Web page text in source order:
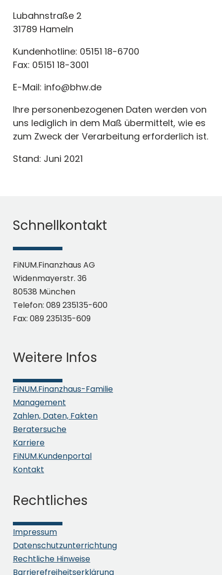
Lubahnstraße 2
31789 Hameln
Kundenhotline: 05151 18-6700
Fax: 05151 18-3001
E-Mail: info@bhw.de
Ihre personenbezogenen Daten werden von
uns lediglich in dem Maß übermittelt, wie es
zum Zweck der Verarbeitung erforderlich ist.
Stand: Juni 2021
Schnellkontakt
FiNUM.Finanzhaus AG
Widenmayerstr. 36
80538 München
Telefon: 089 235135-600
Fax: 089 235135-609
Weitere Infos
FiNUM.Finanzhaus-Familie
Management
Zahlen, Daten, Fakten
Beratersuche
Karriere
FiNUM.Kundenportal
Kontakt
Rechtliches
Impressum
Datenschutzunterrichtung
Rechtliche Hinweise
Barrierefreiheitserklärung